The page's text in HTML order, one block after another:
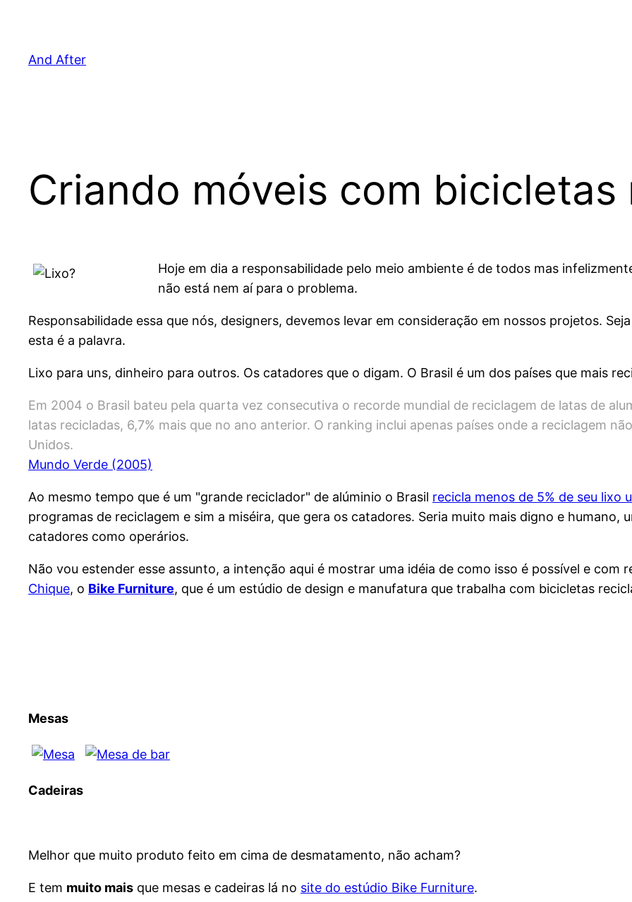
And After
Criando móveis com bicicletas
Hoje em dia a responsabilidade pelo meio ambiente é de todos mas
não está nem aí para o problema.
Responsabilidade essa que nós, designers, devemos levar em consideração em nossos projetos.
esta é a palavra.
Lixo para uns, dinheiro para outros. Os catadores que o digam. O Brasil é um dos países que mais
Em 2004 o Brasil bateu pela quarta vez consecutiva o recorde mundial de reciclagem de latas de
latas recicladas, 6,7% mais que no ano anterior. O ranking inclui apenas países onde a reciclagem
Unidos.
Mundo Verde (2005)
Ao mesmo tempo que é um "grande reciclador" de alúminio o Brasil recicla menos de 5% de seu lixo
programas de reciclagem e sim a miséira, que gera os catadores. Seria muito mais digno e humano,
catadores como operários.
Não vou estender esse assunto, a intenção aqui é mostrar uma idéia de como isso é possível e com
Chique, o Bike Furniture, que é um estúdio de design e manufatura que trabalha com bicicletas
Mesas
Cadeiras
Melhor que muito produto feito em cima de desmatamento, não acham?
E tem muito mais que mesas e cadeiras lá no site do estúdio Bike Furniture.